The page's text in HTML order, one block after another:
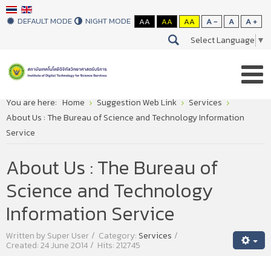
DEFAULT MODE NIGHT MODE AA AA AA A - A A +
Select Language ▼
You are here: Home Suggestion Web Link
Services
About Us : The Bureau of Science and Technology Information
Service
About Us : The Bureau of
Science and Technology
Information Service
Written bySuper User Category: Services
Created: 24 June 2014 Hits: 212745